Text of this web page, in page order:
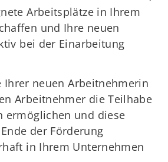
Arbeitsplätze in Ihrem
und Ihre neuen
bei der Einarbeitung
Ihrer neuen Arbeitnehmerin
Arbeitnehmer die Teilhabe
ermöglichen und diese
der Förderung
in Ihrem Unternehmen